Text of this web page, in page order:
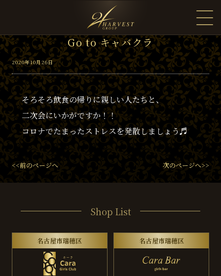
Go to キャバクラ
2020年10月26日
そろそろ飲食の帰りに親しい人たちと、
二次会にいかがですか！！
コロナでたまったストレスを発散しましょう♬
<<前のページへ 次のページへ>>
Shop List
名古屋市瑞穂区 名古屋市瑞穂区